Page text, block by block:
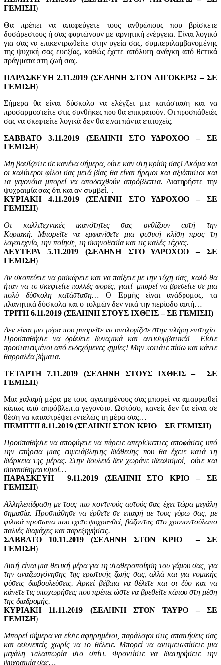
ΓΕΜΙΣΗ)
Θα πρέπει να αποφεύγετε τους ανθρώπους που βρίσκετε
δυσάρεστους ή σας φορτώνουν με αρνητική ενέργεια. Είναι λογικό
για σας να επικεντρωθείτε στην υγεία σας, συμπεριλαμβανομένης
της ψυχική σας ευεξίας, καθώς έχετε απόλυτη ανάγκη από θετικά
πράγματα στη ζωή σας.
ΠΑΡΑΣΚΕΥΗ 2.11.2019 (ΣΕΛΗΝΗ ΣΤΟΝ ΑΙΓΟΚΕΡΩ – ΣΕ
ΓΕΜΙΣΗ)
Σήμερα θα είναι δύσκολο να ελέγξει μια κατάσταση και να
προσαρμοστείτε στις συνθήκες που θα επικρατούν. Οι προσπάθειές
σας να σκεφτείτε λογικά δεν θα είναι πάντα επιτυχείς.
ΣΑΒΒΑΤΟ 3.11.2019 (ΣΕΛΗΝΗ ΣΤΟ ΥΔΡΟΧΟΟ – ΣΕ
ΓΕΜΙΣΗ)
Μη βασίζεστε σε κανένα σήμερα, ούτε καν στη κρίση σας! Ακόμα και
οι καλύτεροι φίλοι σας μετά βίας θα είναι ήρεμοι και αξιόπιστοι και
τα γεγονότα μπορεί να αποδειχθούν απρόβλεπτα. Διατηρήστε την
ψυχραιμία σας ότι και αν συμβεί…
ΚΥΡΙΑΚΗ 4.11.2019 (ΣΕΛΗΝΗ ΣΤΟ ΥΔΡΟΧΟΟ – ΣΕ
ΓΕΜΙΣΗ)
Οι καλλιτεχνικές ικανότητες σας ανθίζουν αυτή την
Κυριακή. Μπορείτε να εμφανίσετε μια φυσική κλίση προς τη
λογοτεχνία, την ποίηση, τη σκηνοθεσία και τις καλές τέχνες.
ΔΕΥΤΕΡΑ 5.11.2019 (ΣΕΛΗΝΗ ΣΤΟ ΥΔΡΟΧΟΟ – ΣΕ
ΓΕΜΙΣΗ)
Αν σκοπεύετε να ρισκάρετε και να παίξετε με την τύχη σας, καλό θα
ήταν να το σκεφτείτε πολλές φορές, γιατί μπορεί να βρεθείτε σε μια
πολύ δύσκολη κατάσταση… Ο Ερμής είναι ανάδρομος, τα
πλανητικά δύσκολα και ο τολμών δεν νικά την περίοδο αυτή…
ΤΡΙΤΗ 6.11.2019 (ΣΕΛΗΝΗ ΣΤΟΥΣ ΙΧΘΕΙΣ – ΣΕ ΓΕΜΙΣΗ)
Δεν είναι μια μέρα που μπορείτε να υπολογίζετε στην πλήρη επιτυχία.
Προσπαθήστε να δράσετε δυναμικά και αντισυμβατικά! Είστε
προστατευμένοι από ενδεχόμενες ζημίες! Μην κοιτάτε πίσω και κάντε
θαρραλέα βήματα.
ΤΕΤΑΡΤΗ 7.11.2019 (ΣΕΛΗΝΗ ΣΤΟΥΣ ΙΧΘΕΙΣ – ΣΕ
ΓΕΜΙΣΗ)
Μια χαλαρή μέρα με τους αγαπημένους σας μπορεί να αμαυρωθεί
κάπως από απρόβλεπτα γεγονότα. Ωστόσο, κανείς δεν θα είναι σε
θέση να καταστρέψει εντελώς τη μέρα σας…
ΠΕΜΠΤΗ 8.11.2019 (ΣΕΛΗΝΗ ΣΤΟΝ ΚΡΙΟ – ΣΕ ΓΕΜΙΣΗ)
Προσπαθήστε να αποφύγετε να πάρετε απερίσκεπτες αποφάσεις υπό
την επήρεια μιας ευμετάβλητης διάθεσης που θα έχετε κατά τη
διάρκεια της μέρας. Στην δουλειά δεν χωράνε ιδεαλισμοί, ούτε και
συναισθηματισμοί…
ΠΑΡΑΣΚΕΥΗ 9.11.2019 (ΣΕΛΗΝΗ ΣΤΟ ΚΡΙΟ – ΣΕ
ΓΕΜΙΣΗ)
Αλληλεπίδραση με τους πιο κοντινούς αυτούς σας έχει τώρα μεγάλη
σημασία. Προσπάθησε να έρθετε σε επαφή με τους γύρω σας, με
φιλικά πρόσωπα που έχετε ψυχρανθεί, βάζοντας στο χρονοντούλαπο
παλιές διαμάχες και παρεξηγήσεις.
ΣΑΒΒΑΤΟ 10.11.2019 (ΣΕΛΗΝΗ ΣΤΟΝ ΚΡΙΟ – ΣΕ
ΓΕΜΙΣΗ)
Αυτή είναι μια θετική μέρα για τη σταθεροποίηση του γάμου σας, για
την αναζωογόνησης της ερωτικής ζωής σας, αλλά και για νομικής
φύσεις διαβουλεύσεις. Αρκεί βέβαια να θέλετε και οι δύο και να
κάνετε τις υποχωρήσεις που πρέπει ώστε να βρεθείτε κάπου στη μέση
της διαδρομής.
ΚΥΡΙΑΚΗ 11.11.2019 (ΣΕΛΗΝΗ ΣΤΟΝ ΤΑΥΡΟ – ΣΕ
ΓΕΜΙΣΗ)
Μπορεί σήμερα να είστε αφηρημένοι, παράλογοι στις απαιτήσεις σας
και ασυνεπείς χωρίς να το θέλετε. Μπορεί να αντιμετωπίσετε μια
μεγάλη ταλαιπωρία στο σπίτι. Φροντίστε να διατηρήσετε την
ψυχραιμία σας…